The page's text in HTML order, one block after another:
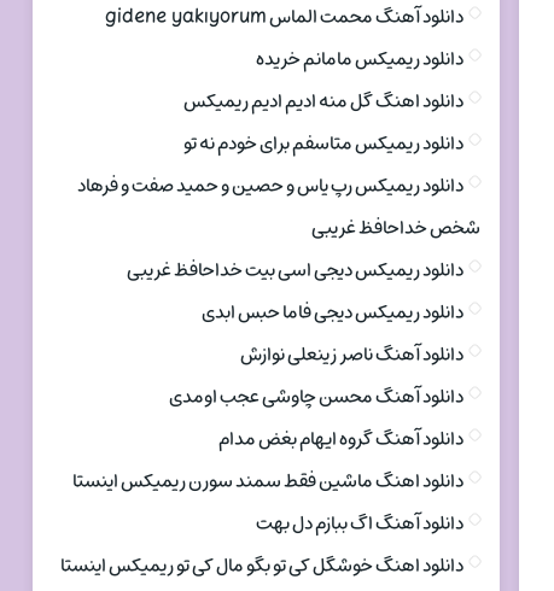
دانلود آهنگ محمت الماس gidene yakıyorum
دانلود ریمیکس مامانم خریده
دانلود اهنگ گل منه ادیم ادیم ریمیکس
دانلود ریمیکس متاسفم برای خودم نه تو
دانلود ریمیکس رپ یاس و حصین و حمید صفت و فرهاد
شخص خداحافظ غریبی
دانلود ریمیکس دیجی اسی بیت خداحافظ غریبی
دانلود ریمیکس دیجی فاما حبس ابدی
دانلود آهنگ ناصر زینعلی نوازش
دانلود آهنگ محسن چاوشی عجب اومدی
دانلود آهنگ گروه ایهام بغض مدام
دانلود اهنگ ماشین فقط سمند سورن ریمیکس اینستا
دانلود آهنگ اگ ببازم دل بهت
دانلود اهنگ خوشگل کی تو بگو مال کی تو ریمیکس اینستا